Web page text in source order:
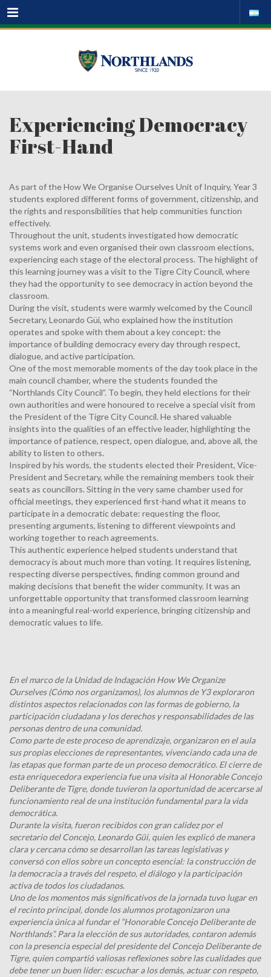
Menu
Experiencing Democracy
First-Hand
As part of the How We Organise Ourselves Unit of Inquiry, Year 3
students explored different forms of government, citizenship, and
the rights and responsibilities that help communities function
effectively.
Throughout the unit, students investigated how democratic
systems work and even organised their own classroom elections,
experiencing each stage of the electoral process. The highlight of
this learning journey was a visit to the Tigre City Council, where
they had the opportunity to see democracy in action beyond the
classroom.
During the visit, students were warmly welcomed by the Council
Secretary, Leonardo Güi, who explained how the institution
operates and spoke with them about a key concept: the
importance of building democracy every day through respect,
dialogue, and active participation.
One of the most memorable moments of the day took place in the
main council chamber, where the students founded the
“Northlands City Council”. To begin, they held elections for their
own authorities and were honoured to receive a special visit from
the President of the Tigre City Council. He shared valuable
insights into the qualities of an effective leader, highlighting the
importance of patience, respect, open dialogue, and, above all, the
ability to listen to others.
Inspired by his words, the students elected their President, Vice-
President and Secretary, while the remaining members took their
seats as councillors. Sitting in the very same chamber used for
official meetings, they experienced first-hand what it means to
participate in a democratic debate: requesting the floor,
presenting arguments, listening to different viewpoints and
working together to reach agreements.
This authentic experience helped students understand that
democracy is about much more than voting. It requires listening,
respecting diverse perspectives, finding common ground and
making decisions that benefit the wider community. It was an
unforgettable opportunity that transformed classroom learning
into a meaningful real-world experience, bringing citizenship and
democratic values to life.
En el marco de la Unidad de Indagación How We Organize
Ourselves (Cómo nos organizamos), los alumnos de Y3 exploraron
distintos aspectos relacionados con las formas de gobierno, la
participación ciudadana y los derechos y responsabilidades de las
personas dentro de una comunidad.
Como parte de este proceso de aprendizaje, organizaron en el aula
sus propias elecciones de representantes, vivenciando cada una de
las etapas que forman parte de un proceso democrático. El cierre de
esta enriquecedora experiencia fue una visita al Honorable Concejo
Deliberante de Tigre, donde tuvieron la oportunidad de acercarse al
funcionamiento real de una institución fundamental para la vida
democrática.
Durante la visita, fueron recibidos con gran calidez por el
secretario del Concejo, Leonardo Güi, quien les explicó de manera
clara y cercana cómo se desarrollan las tareas legislativas y
conversó con ellos sobre un concepto esencial: la construcción de
la democracia a través del respeto, el diálogo y la participación
activa de todos los ciudadanos.
Uno de los momentos más significativos de la jornada tuvo lugar en
el recinto principal, donde los alumnos protagonizaron una
experiencia única al fundar el “Honorable Concejo Deliberante de
Northlands”. Para la elección de sus autoridades, contaron además
con la presencia especial del presidente del Concejo Deliberante de
Tigre, quien compartió valiosas reflexiones sobre las cualidades que
debe tener un buen líder: escuchar a los demás, actuar con respeto,